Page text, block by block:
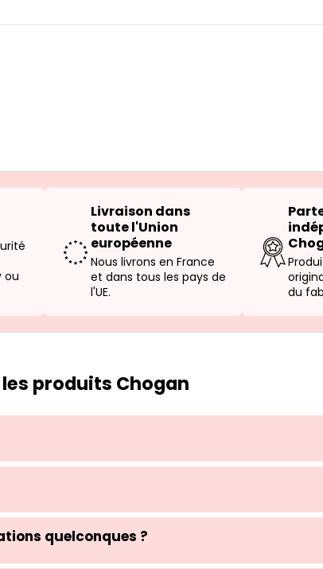
ou
Livraison dans
toute l'Union
européenne
Nous livrons en France
et dans tous les pays de
l'UE.
du
produits Chogan
quelconques ?